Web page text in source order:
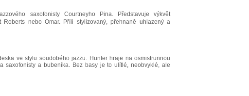
saxofonisty Courtneyho Pina. Představuje výkvět
nebo Omar. Příli stylizovaný, přehnaně uhlazený a
ve stylu soudobého jazzu. Hunter hraje na osmistrunnou
saxofonisty a bubeníka. Bez basy je to ulítlé, neobvyklé, ale